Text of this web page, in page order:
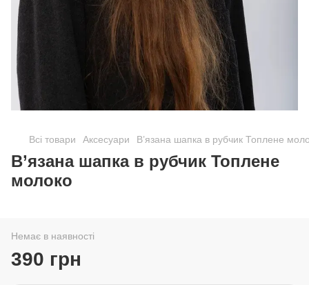
Всі товари Аксесуари В’язана шапка в рубчик Топлене
В’язана шапка в рубчик Топлене
молоко
Немає в наявності
390 грн